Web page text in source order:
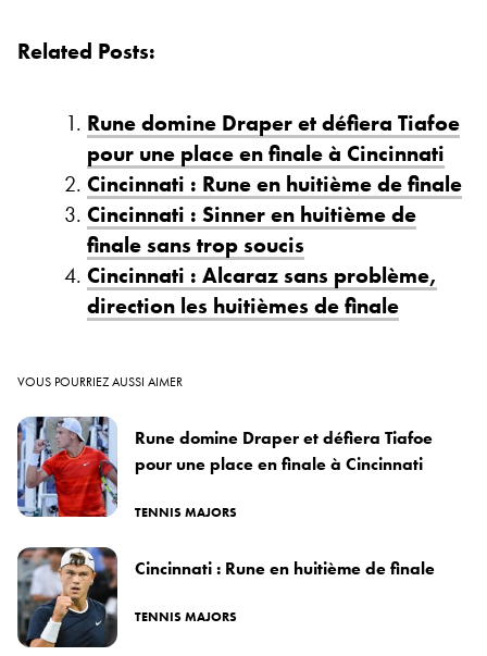
Related Posts:
Rune domine Draper et défiera Tiafoe
pour une place en finale à Cincinnati
Cincinnati : Rune en huitième de finale
Cincinnati : Sinner en huitième de
finale sans trop soucis
Cincinnati : Alcaraz sans problème,
direction les huitièmes de finale
VOUS POURRIEZ AUSSI AIMER
Rune domine Draper et défiera Tiafoe
pour une place en finale à Cincinnati
TENNIS MAJORS
Cincinnati : Rune en huitième de finale
TENNIS MAJORS